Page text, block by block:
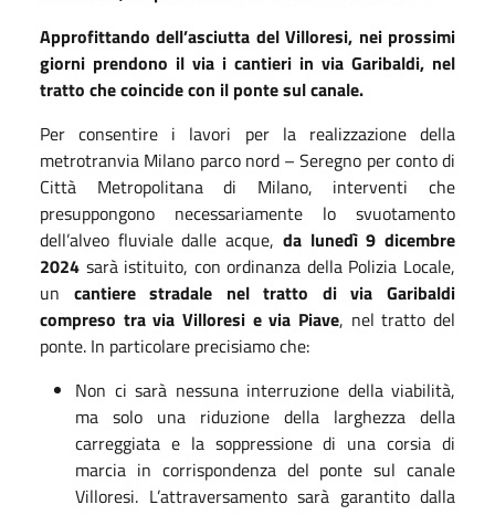
Approfittando dell’asciutta del Villoresi, nei prossimi
giorni prendono il via i cantieri in via Garibaldi, nel
tratto che coincide con il ponte sul canale.
Per consentire i lavori per la realizzazione della
metrotranvia Milano parco nord – Seregno per conto di
Città Metropolitana di Milano, interventi che
presuppongono necessariamente lo svuotamento
dell’alveo fluviale dalle acque, da lunedì 9 dicembre
2024 sarà istituito, con ordinanza della Polizia Locale,
un cantiere stradale nel tratto di via Garibaldi
compreso tra via Villoresi e via Piave, nel tratto del
ponte. In particolare precisiamo che:
Non ci sarà nessuna interruzione della viabilità,
ma solo una riduzione della larghezza della
carreggiata e la soppressione di una corsia di
marcia in corrispondenza del ponte sul canale
Villoresi. L’attraversamento sarà garantito dalla